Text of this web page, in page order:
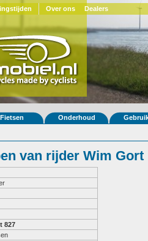
Over ons Dealers
Fietsen Onderhoud
van rijder Wim Gort
827